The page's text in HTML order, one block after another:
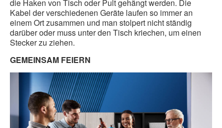
die Haken von Tisch oder Pult gehängt werden. Die
Kabel der verschiedenen Geräte laufen so immer an
einem Ort zusammen und man stolpert nicht ständig
darüber oder muss unter den Tisch kriechen, um einen
Stecker zu ziehen.
GEMEINSAM FEIERN